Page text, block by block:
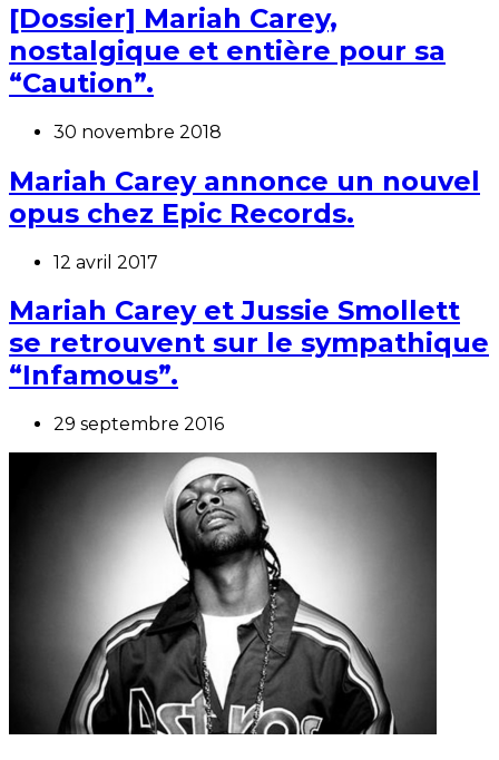
[Dossier] Mariah Carey,
nostalgique et entière pour sa
“Caution”.
30 novembre 2018
Mariah Carey annonce un nouvel
opus chez Epic Records.
12 avril 2017
Mariah Carey et Jussie Smollett
se retrouvent sur le sympathique
“Infamous”.
29 septembre 2016